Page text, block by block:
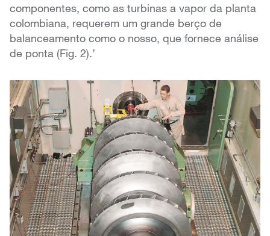
componentes, como as turbinas a vapor da planta
colombiana, requerem um grande berço de
balanceamento como o nosso, que fornece análise
de ponta (Fig. 2).’